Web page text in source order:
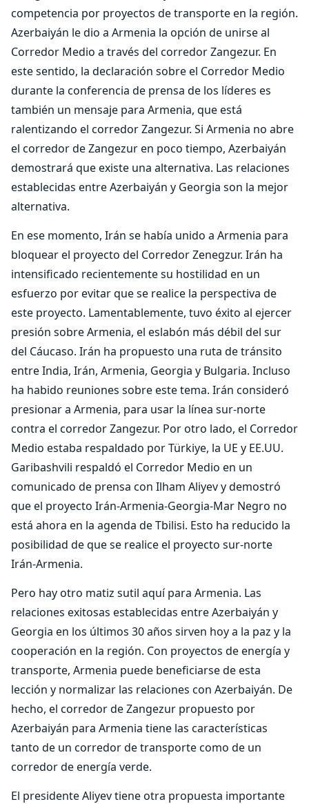
competencia por proyectos de transporte en la región.
Azerbaiyán le dio a Armenia la opción de unirse al
Corredor Medio a través del corredor Zangezur. En
este sentido, la declaración sobre el Corredor Medio
durante la conferencia de prensa de los líderes es
también un mensaje para Armenia, que está
ralentizando el corredor Zangezur. Si Armenia no abre
el corredor de Zangezur en poco tiempo, Azerbaiyán
demostrará que existe una alternativa. Las relaciones
establecidas entre Azerbaiyán y Georgia son la mejor
alternativa.
En ese momento, Irán se había unido a Armenia para
bloquear el proyecto del Corredor Zenegzur. Irán ha
intensificado recientemente su hostilidad en un
esfuerzo por evitar que se realice la perspectiva de
este proyecto. Lamentablemente, tuvo éxito al ejercer
presión sobre Armenia, el eslabón más débil del sur
del Cáucaso. Irán ha propuesto una ruta de tránsito
entre India, Irán, Armenia, Georgia y Bulgaria. Incluso
ha habido reuniones sobre este tema. Irán consideró
presionar a Armenia, para usar la línea sur-norte
contra el corredor Zangezur. Por otro lado, el Corredor
Medio estaba respaldado por Türkiye, la UE y EE.UU.
Garibashvili respaldó el Corredor Medio en un
comunicado de prensa con Ilham Aliyev y demostró
que el proyecto Irán-Armenia-Georgia-Mar Negro no
está ahora en la agenda de Tbilisi. Esto ha reducido la
posibilidad de que se realice el proyecto sur-norte
Irán-Armenia.
Pero hay otro matiz sutil aquí para Armenia. Las
relaciones exitosas establecidas entre Azerbaiyán y
Georgia en los últimos 30 años sirven hoy a la paz y la
cooperación en la región. Con proyectos de energía y
transporte, Armenia puede beneficiarse de esta
lección y normalizar las relaciones con Azerbaiyán. De
hecho, el corredor de Zangezur propuesto por
Azerbaiyán para Armenia tiene las características
tanto de un corredor de transporte como de un
corredor de energía verde.
El presidente Aliyev tiene otra propuesta importante